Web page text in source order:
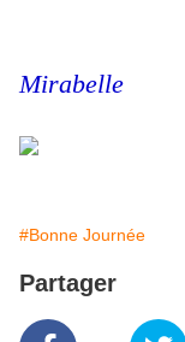
Mirabelle
#Bonne Journée
Partager